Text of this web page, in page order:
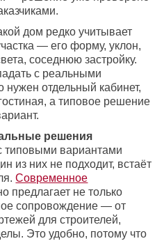
дом редко учитывает
— его форму, уклон,
соседнюю застройку.
с реальными
отдельный кабинет,
а типовое решение
решения
типовыми вариантами
из них не подходит, встаёт
Современное
предлагает не только
сопровождение — от
для строителей,
Это удобно, потому что